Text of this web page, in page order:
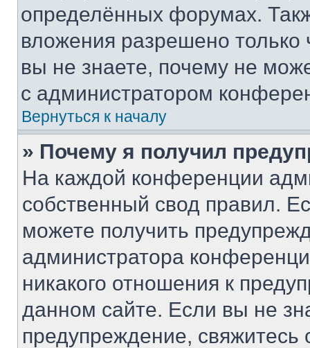
определённых форумах.
вложения разрешено
вы не знаете, почему не
с администратором
Вернуться к началу
» Почему я получил
На каждой конференции
собственный свод правил.
можете получить
администратора
никакого отношения к
данном сайте. Если вы не
предупреждение,